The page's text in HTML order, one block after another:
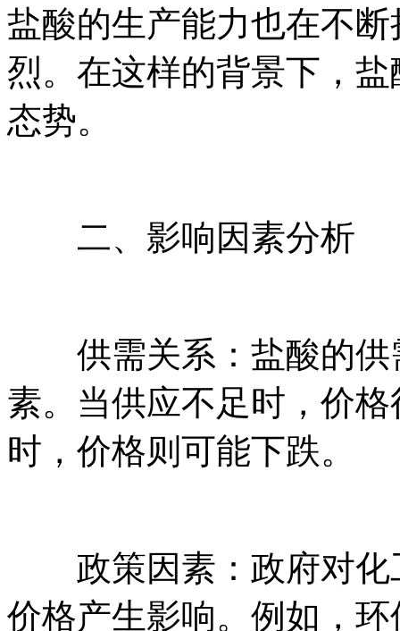
盐酸的生产能力也在不
烈。在这样的背景下，
态势。
二、影响因素分析
供需关系：盐酸的供
素。当供应不足时，价
时，价格则可能下跌。
政策因素：政府对化
价格产生影响。例如，